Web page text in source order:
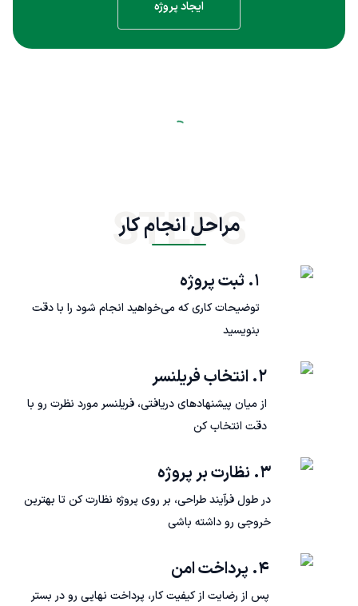
ایجاد پروژه
مراحل انجام کار
STEPS
۱. ثبت پروژه
توضیحات کاری که می‌خواهید انجام شود را با دقت
بنویسید
۲. انتخاب فریلنسر
از میان پیشنهادهای دریافتی، فریلنسر مورد نظرت رو با
دقت انتخاب کن
۳. نظارت بر پروژه
در طول فرآیند طراحی، بر روی پروژه نظارت کن تا بهترین
خروجی رو داشته باشی
۴. پرداخت امن
پس از رضایت از کیفیت کار، پرداخت نهایی رو در بستر